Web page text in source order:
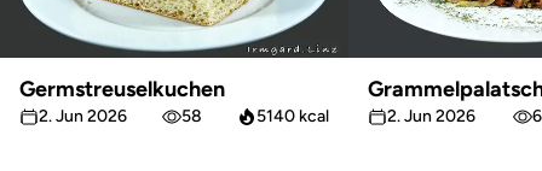
Germstreuselkuchen
2. Jun 2026 58 5140 kcal 2. Jun 2026